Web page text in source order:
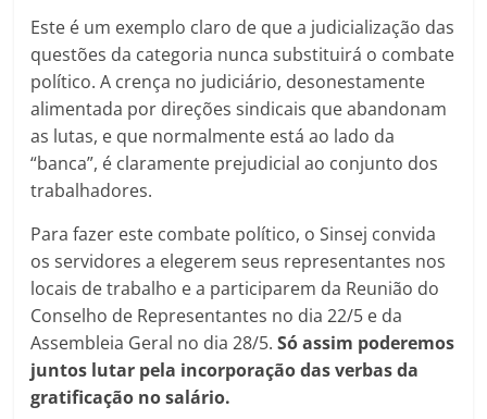
Este é um exemplo claro de que a judicialização das
questões da categoria nunca substituirá o combate
político. A crença no judiciário, desonestamente
alimentada por direções sindicais que abandonam
as lutas, e que normalmente está ao lado da
“banca”, é claramente prejudicial ao conjunto dos
trabalhadores.
Para fazer este combate político, o Sinsej convida
os servidores a elegerem seus representantes nos
locais de trabalho e a participarem da Reunião do
Conselho de Representantes no dia 22/5 e da
Assembleia Geral no dia 28/5.Só assim poderemos
juntos lutar pela incorporação das verbas da
gratificação no salário.